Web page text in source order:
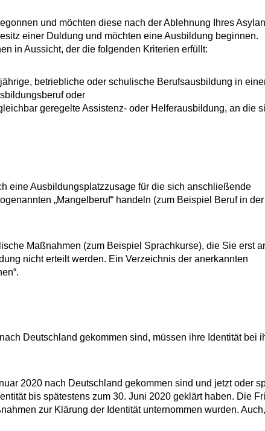
und möchten diese nach der Ablehnung Ihres
einer Duldung und möchten eine Ausbildung beginnen.
in Aussicht, der die folgenden Kriterien erfüllt:
betriebliche oder schulische Berufsausbildung in
oder
geregelte Assistenz- oder Helferausbildung, an die
eine Ausbildungsplatzzusage für die sich anschließende
„Mangelberuf“ handeln (zum Beispiel Beruf in
Maßnahmen (zum Beispiel Sprachkurse), die Sie erst
nicht erteilt werden. Ein Verzeichnis der anerkannten
Deutschland gekommen sind, müssen ihre Identität bei
2020 nach Deutschland gekommen sind und jetzt oder
bis spätestens zum 30. Juni 2020 geklärt haben. Die
zur Klärung der Identität unternommen wurden.